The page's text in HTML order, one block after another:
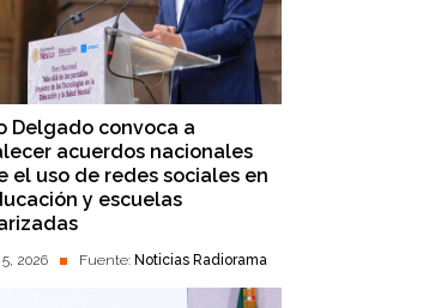
Delgado convoca a
acuerdos nacionales
el uso de redes sociales en
y escuelas
2026 Fuente: Noticias Radiorama